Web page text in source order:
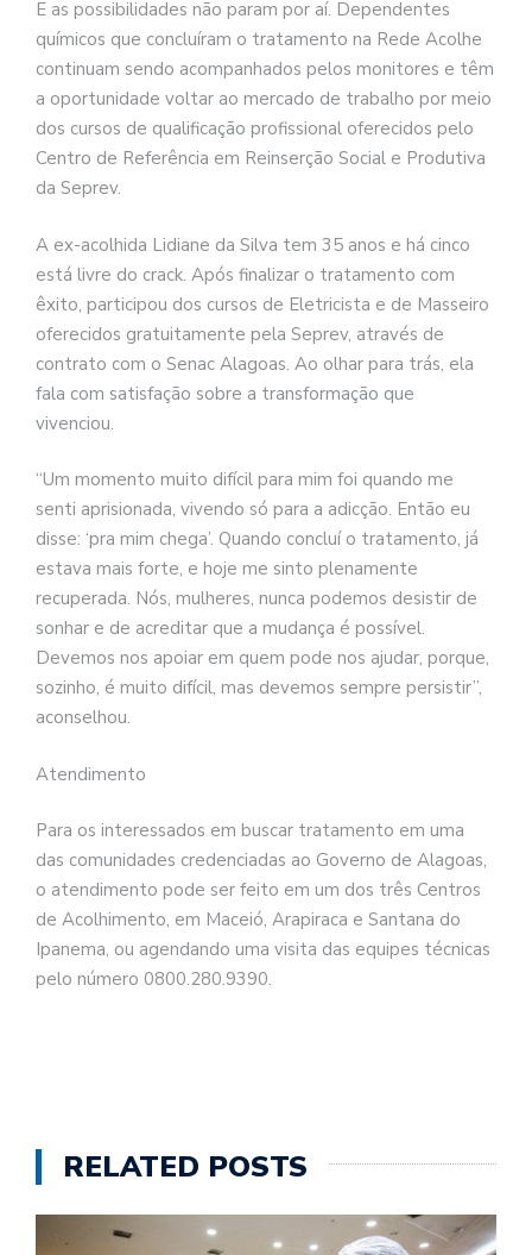
E as possibilidades não param por aí. Dependentes
químicos que concluíram o tratamento na Rede Acolhe
continuam sendo acompanhados pelos monitores e têm
a oportunidade voltar ao mercado de trabalho por meio
dos cursos de qualificação profissional oferecidos pelo
Centro de Referência em Reinserção Social e Produtiva
da Seprev.
A ex-acolhida Lidiane da Silva tem 35 anos e há cinco
está livre do crack. Após finalizar o tratamento com
êxito, participou dos cursos de Eletricista e de Masseiro
oferecidos gratuitamente pela Seprev, através de
contrato com o Senac Alagoas. Ao olhar para trás, ela
fala com satisfação sobre a transformação que
vivenciou.
“Um momento muito difícil para mim foi quando me
senti aprisionada, vivendo só para a adicção. Então eu
disse: ‘pra mim chega’. Quando concluí o tratamento, já
estava mais forte, e hoje me sinto plenamente
recuperada. Nós, mulheres, nunca podemos desistir de
sonhar e de acreditar que a mudança é possível.
Devemos nos apoiar em quem pode nos ajudar, porque,
sozinho, é muito difícil, mas devemos sempre persistir”,
aconselhou.
Atendimento
Para os interessados em buscar tratamento em uma
das comunidades credenciadas ao Governo de Alagoas,
o atendimento pode ser feito em um dos três Centros
de Acolhimento, em Maceió, Arapiraca e Santana do
Ipanema, ou agendando uma visita das equipes técnicas
pelo número 0800.280.9390.
RELATED POSTS